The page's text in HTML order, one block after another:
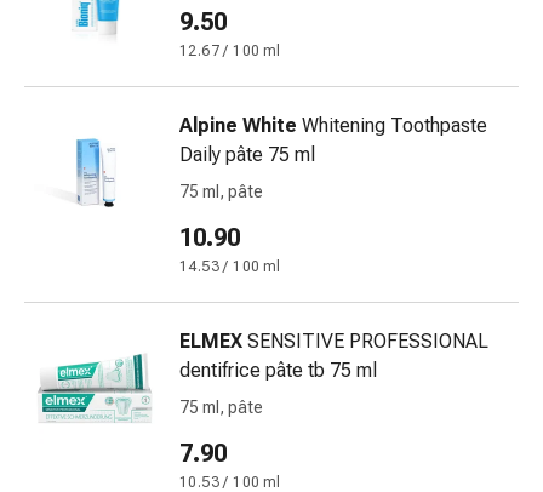
adesive
Trattamento
Spray
ferite
adesivi
per
chiusura
delle
ferite
Unguento
9.50
12.67 / 100 ml
Alpine White Whitening Toothpaste
Daily pâte 75 ml
75 ml, pâte
10.90
14.53 / 100 ml
ELMEX SENSITIVE PROFESSIONAL
dentifrice pâte tb 75 ml
75 ml, pâte
7.90
10.53 / 100 ml